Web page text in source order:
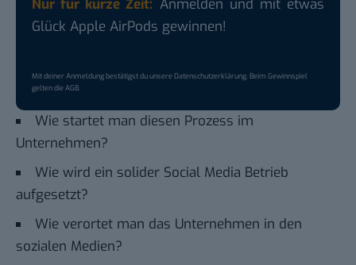
Nur für kurze Zeit: Anmelden und mit etwas
Glück Apple AirPods gewinnen!
Mit deiner Anmeldung bestätigst du unsereDatenschutzerklärung. Beim Gewinnspiel
gelten dieAGB.
Wie startet man diesen Prozess im
Unternehmen?
Wie wird ein solider Social Media Betrieb
aufgesetzt?
Wie verortet man das Unternehmen in den
sozialen Medien?